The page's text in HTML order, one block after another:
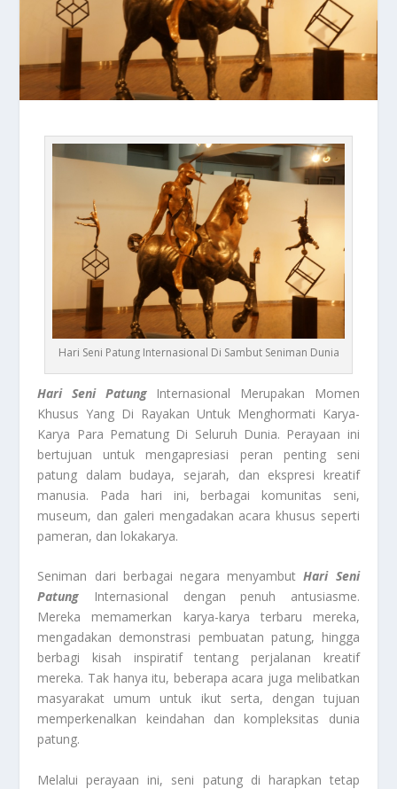
Hari Seni Patung Internasional Di Sambut Seniman Dunia
Hari Seni PatungInternasional Merupakan Momen
Khusus Yang Di Rayakan Untuk Menghormati Karya-
Karya Para Pematung Di Seluruh Dunia. Perayaan ini
bertujuan untuk mengapresiasi peran penting seni
patung dalam budaya, sejarah, dan ekspresi kreatif
manusia. Pada hari ini, berbagai komunitas seni,
museum, dan galeri mengadakan acara khusus seperti
pameran, dan lokakarya.
Seniman dari berbagai negara menyambutHari Seni
Patung Internasional dengan penuh antusiasme.
Mereka memamerkan karya-karya terbaru mereka,
mengadakan demonstrasi pembuatan patung, hingga
berbagi kisah inspiratif tentang perjalanan kreatif
mereka. Tak hanya itu, beberapa acara juga melibatkan
masyarakat umum untuk ikut serta, dengan tujuan
memperkenalkan keindahan dan kompleksitas dunia
patung.
Melalui perayaan ini, seni patung di harapkan tetap